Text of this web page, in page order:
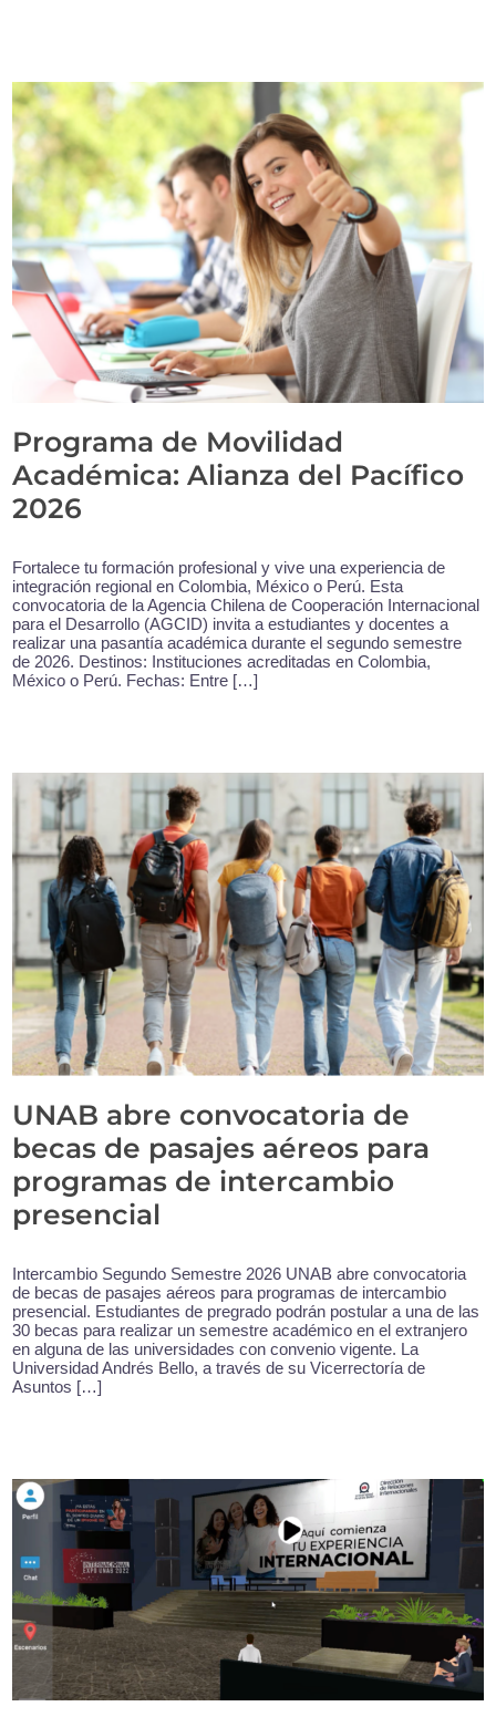
Programa de Movilidad
Académica: Alianza del Pacífico
2026
Fortalece tu formación profesional y vive una experiencia de
integración regional en Colombia, México o Perú. Esta
convocatoria de la Agencia Chilena de Cooperación Internacional
para el Desarrollo (AGCID) invita a estudiantes y docentes a
realizar una pasantía académica durante el segundo semestre
de 2026. Destinos: Instituciones acreditadas en Colombia,
México o Perú. Fechas: Entre […]
UNAB abre convocatoria de
becas de pasajes aéreos para
programas de intercambio
presencial
Intercambio Segundo Semestre 2026 UNAB abre convocatoria
de becas de pasajes aéreos para programas de intercambio
presencial. Estudiantes de pregrado podrán postular a una de las
30 becas para realizar un semestre académico en el extranjero
en alguna de las universidades con convenio vigente. La
Universidad Andrés Bello, a través de su Vicerrectoría de
Asuntos […]